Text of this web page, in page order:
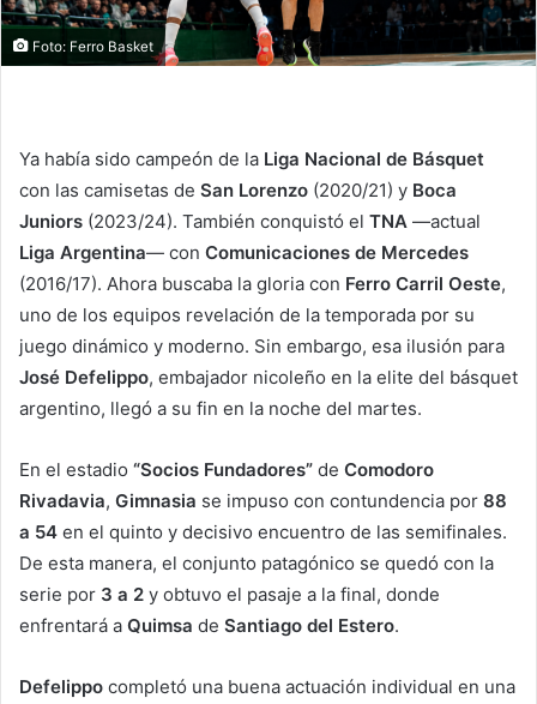
Foto: Ferro Basket
Ya había sido campeón de la Liga Nacional de Básquet
con las camisetas de San Lorenzo (2020/21) y Boca
Juniors (2023/24). También conquistó el TNA —actual
Liga Argentina— con Comunicaciones de Mercedes
(2016/17). Ahora buscaba la gloria con Ferro Carril Oeste,
uno de los equipos revelación de la temporada por su
juego dinámico y moderno. Sin embargo, esa ilusión para
José Defelippo, embajador nicoleño en la elite del básquet
argentino, llegó a su fin en la noche del martes.
En el estadio “Socios Fundadores” de Comodoro
Rivadavia, Gimnasia se impuso con contundencia por 88
a 54 en el quinto y decisivo encuentro de las semifinales.
De esta manera, el conjunto patagónico se quedó con la
serie por 3 a 2 y obtuvo el pasaje a la final, donde
enfrentará a Quimsa de Santiago del Estero.
Defelippo completó una buena actuación individual en una